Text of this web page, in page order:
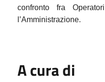
confronto fra
l’Amministrazione.
A cura di